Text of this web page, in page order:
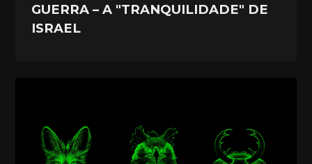
GUERRA – A "TRANQUILIDADE" DE
ISRAEL